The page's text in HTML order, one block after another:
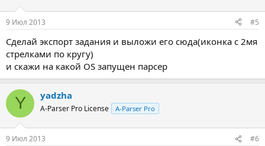
9 Июл 2013 #5
Сделай экспорт задания и выложи его сюда(иконка с 2мя
стрелками по кругу)
и скажи на какой OS запущен парсер
Y yadzha
A-Parser Pro License A-Parser Pro
9 Июл 2013 #6